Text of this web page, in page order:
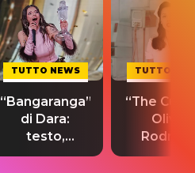
TUTTO NEWS
“Bangaranga”
di Dara:
testo,
traduzione e
TUTTO
“The
Olivia
testo,